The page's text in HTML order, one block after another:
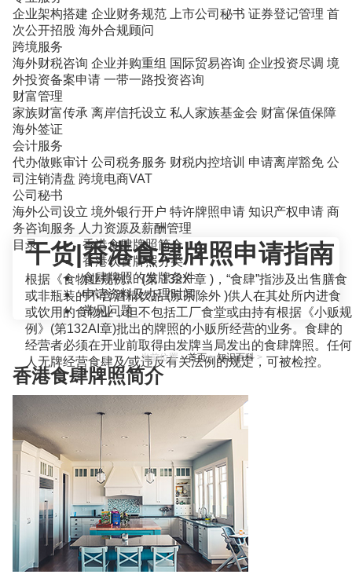
企业架构搭建 企业财务规范 上市公司秘书 证券登记管理 首
次公开招股 海外合规顾问
跨境服务
海外财税咨询 企业并购重组 国际贸易咨询 企业投资尽调 境
外投资备案申请 一带一路投资咨询
财富管理
家族财富传承 离岸信托设立 私人家族基金会 财富保值保障
海外签证
会计服务
代办做账审计 公司税务服务 财税内控培训 申请离岸豁免 公
司注销清盘 跨境电商VAT
公司秘书
海外公司设立 境外银行开户 特许牌照申请 知识产权申请 商
务咨询服务 人力资源及薪酬管理
当前位置：首页>知识百科>
干货|香港食肆牌照申请指南
根据《食物业规例》 (第 132X 章 )，“食肆”指涉及出售膳食
或非瓶装的不含酒精饮品 (凉茶除外 )供人在其处所内进食
或饮用的食物业，但不包括工厂食堂或由持有根据《小贩规
例》(第132AI章)批出的牌照的小贩所经营的业务。食肆的
经营者必须在开业前取得由发牌当局发出的食肆牌照。任何
人无牌经营食肆及∕或违反有关法例的规定，可被检控。
目录
香港食肆牌照简介
香港饮食牌照分类
食肆牌照的发牌条件
申请资料及办理时间
常见问题
香港食肆牌照简介